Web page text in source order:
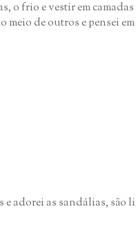
frio e vestir em
de outros e pensei
adorei as sandálias, são